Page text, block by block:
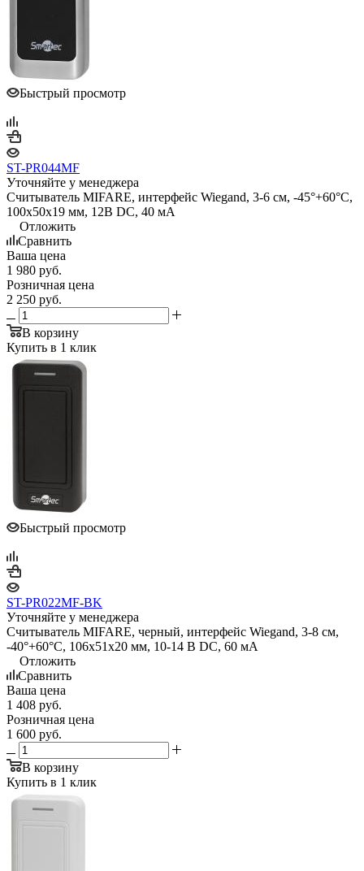
Быстрый просмотр
ST-PR044MF
Уточняйте у менеджера
Считыватель MIFARE, интерфейс Wiegand, 3-6 см, -45°+60°С,
100x50x19 мм, 12В DC, 40 мA
Отложить
Сравнить
Ваша цена
1 980 руб.
Розничная цена
2 250 руб.
В корзину
Купить в 1 клик
Быстрый просмотр
ST-PR022MF-BK
Уточняйте у менеджера
Считыватель MIFARE, черный, интерфейс Wiegand, 3-8 см,
-40°+60°С, 106x51x20 мм, 10-14 В DC, 60 мA
Отложить
Сравнить
Ваша цена
1 408 руб.
Розничная цена
1 600 руб.
В корзину
Купить в 1 клик